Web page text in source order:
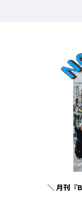
＼ 月刊『